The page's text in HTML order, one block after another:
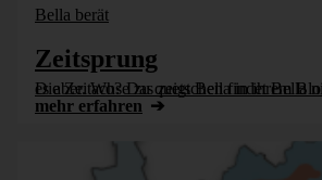
Bella berät
Zeitsprung
Die Zeitachse zu quetschen findet Bella nicht gut – hier geht es aber. Wo? Das zeigt Bella
mehr erfahren